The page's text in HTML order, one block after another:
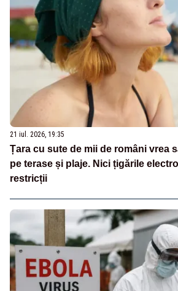
21 iul. 2026, 19:35
Țara cu sute de mii de români vrea
pe terase și plaje. Nici țigările
restricții